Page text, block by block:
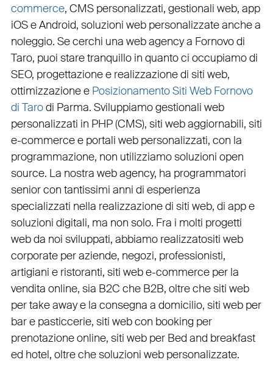
commerce, CMS personalizzati, gestionali web, app
iOS e Android, soluzioni web personalizzateanche a
noleggio. Se cerchi una web agency a Fornovo di
Taro, puoi stare tranquillo in quanto ci occupiamo di
SEO, progettazione e realizzazione di siti web,
ottimizzazionee Posizionamento Siti Web Fornovo
di Tarodi Parma. Sviluppiamogestionali web
personalizzati in PHP(CMS), siti web aggiornabili, siti
e-commercee portali web personalizzati, con la
programmazione, non utilizziamo soluzioni open
source. La nostra web agency, ha programmatori
senior con tantissimi anni di esperienza
specializzati nella realizzazione di siti web, di app e
soluzioni digitali, ma non solo. Fra i molti progetti
web da noi sviluppati, abbiamo realizzatositi web
corporateperaziende, negozi, professionisti,
artigiani e ristoranti, siti web e-commerceper la
vendita online, sia B2C che B2B, oltre chesiti web
per take awaye la consegna a domicilio, siti web per
bare pasticcerie, siti web con booking per
prenotazione online, siti web per Bed and breakfast
ed hotel, oltre chesoluzioni web personalizzate.